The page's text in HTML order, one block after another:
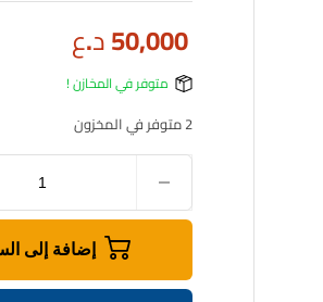
50,000د.ع
متوفر في المخازن !
2 متوفر في المخزون
إضافة إلى